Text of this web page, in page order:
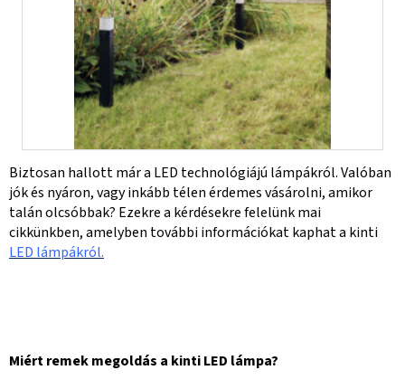
Biztosan hallott már a LED technológiájú lámpákról. Valóban
jók és nyáron, vagy inkább télen érdemes vásárolni, amikor
talán olcsóbbak? Ezekre a kérdésekre felelünk mai
cikkünkben, amelyben további információkat kaphat a kinti
LED lámpákról.
Miért remek megoldás a kinti LED lámpa?